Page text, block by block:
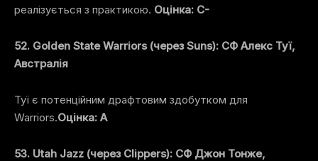
реалізується з практикою. Оцінка: C-
52. Golden State Warriors (через Suns): СФ Алекс Туї,
Австралія
Туї є потенційним драфтовим здобутком для
Warriors.Оцінка: A
53. Utah Jazz (через Clippers): СФ Джон Тонже,